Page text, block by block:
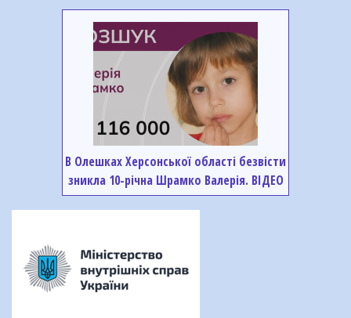
В Олешках Херсонської області безвісти
зникла 10-річна Шрамко Валерія. ВІДЕО